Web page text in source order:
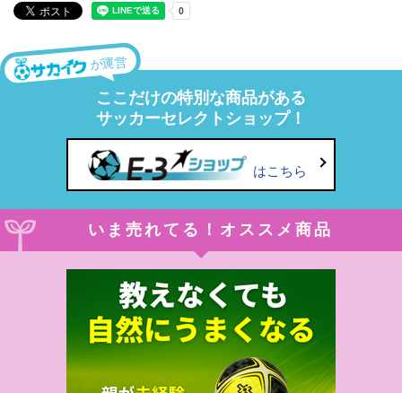
が運営
ここだけの特別な商品がある
サッカーセレクトショップ！
はこちら
いま売れてる！オススメ商品